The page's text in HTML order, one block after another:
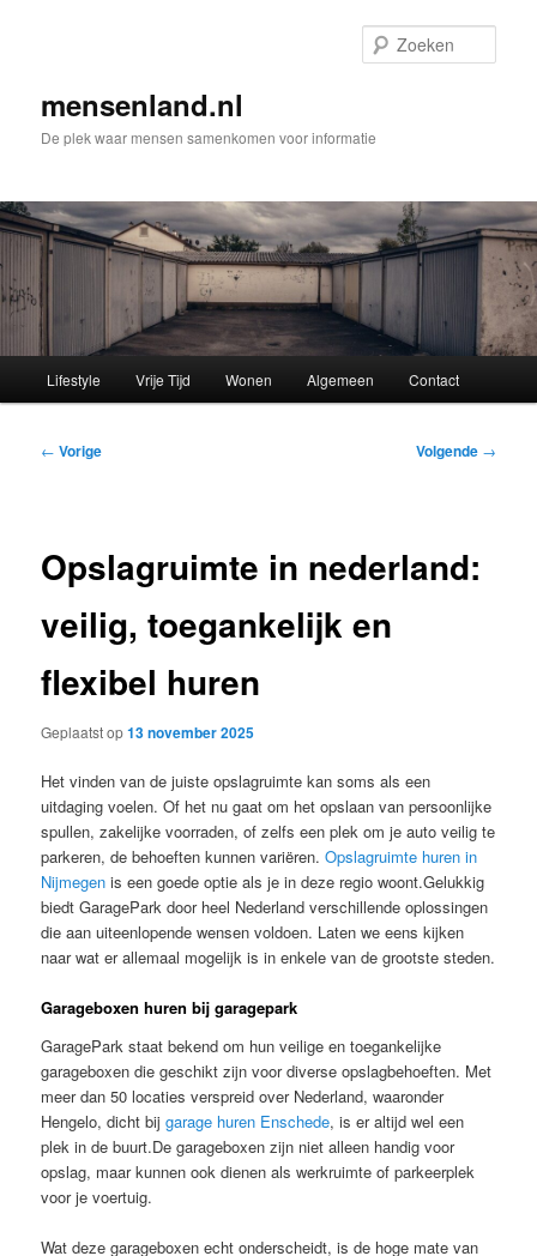
inhoudmensenland.nl
De plek waar mensen samenkomen voor informatie
Lifestyle Vrije Tijd Wonen Algemeen Contact
Bericht
← Vorige Volgende →
Opslagruimte in nederland:
veilig, toegankelijk en
flexibel huren
Geplaatst op13 november 2025
Het vinden van de juiste opslagruimte kan soms als een
uitdaging voelen. Of het nu gaat om het opslaan van persoonlijke
spullen, zakelijke voorraden, of zelfs een plek om je auto veilig te
parkeren, de behoeften kunnen variëren.Opslagruimte huren in
Nijmegen is een goede optie als je in deze regio woont.Gelukkig
biedt GaragePark door heel Nederland verschillende oplossingen
die aan uiteenlopende wensen voldoen. Laten we eens kijken
naar wat er allemaal mogelijk is in enkele van de grootste steden.
Garageboxen huren bij garagepark
GaragePark staat bekend om hun veilige en toegankelijke
garageboxen die geschikt zijn voor diverse opslagbehoeften. Met
meer dan 50 locaties verspreid over Nederland, waaronder
Hengelo, dicht bijgarage huren Enschede, is er altijd wel een
plek in de buurt.De garageboxen zijn niet alleen handig voor
opslag, maar kunnen ook dienen als werkruimte of parkeerplek
voor je voertuig.
Wat deze garageboxen echt onderscheidt, is de hoge mate van